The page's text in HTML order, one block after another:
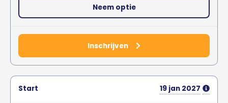
Neem optie
Inschrijven
19 jan 2027